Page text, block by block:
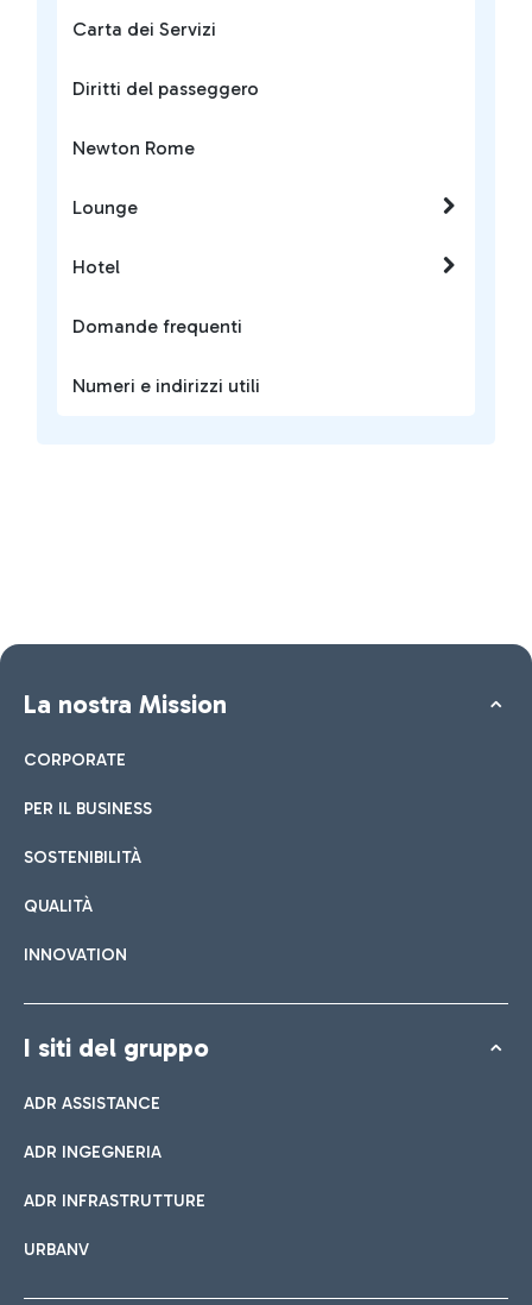
Carta dei Servizi
Diritti del passeggero
Newton Rome
Lounge
Hotel
Domande frequenti
Numeri e indirizzi utili
La nostra Mission
CORPORATE
PER IL BUSINESS
SOSTENIBILITÀ
QUALITÀ
INNOVATION
I siti del gruppo
ADR ASSISTANCE
ADR INGEGNERIA
ADR INFRASTRUTTURE
URBANV